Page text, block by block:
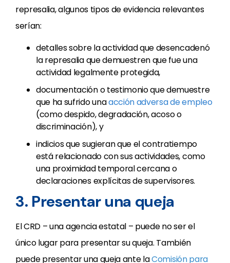
represalia, algunos tipos de evidencia relevantes
serían:
detalles sobre la actividad que desencadenó
la represalia que demuestren que fue una
actividad legalmente protegida,
documentación o testimonio que demuestre
que ha sufrido unaacción adversa de empleo
(como despido, degradación, acoso o
discriminación), y
indicios que sugieran que el contratiempo
está relacionado con sus actividades, como
una proximidad temporal cercana o
declaraciones explícitas de supervisores.
3. Presentar una queja
El CRD – una agencia estatal – puede no ser el
único lugar para presentar su queja. También
puede presentar una queja ante laComisión para